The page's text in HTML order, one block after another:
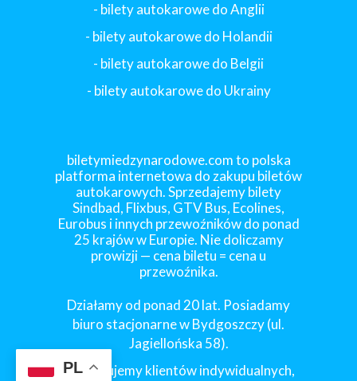
PL
biletymiedzynarodowe.com to polska
platforma internetowa do zakupu biletów
autokarowych. Sprzedajemy bilety
Sindbad, Flixbus, GTV Bus, Ecolines,
Eurobus i innych przewoźników do ponad
25 krajów w Europie. Nie doliczamy
prowizji — cena biletu = cena u
przewoźnika.
Działamy od ponad 20 lat. Posiadamy
biuro stacjonarne w Bydgoszczy (ul.
Jagiellońska 58).
Obsługujemy klientów indywidualnych,
- bilety autokarowe do Anglii
- bilety autokarowe do Holandii
- bilety autokarowe do Belgii
- bilety autokarowe do Ukrainy